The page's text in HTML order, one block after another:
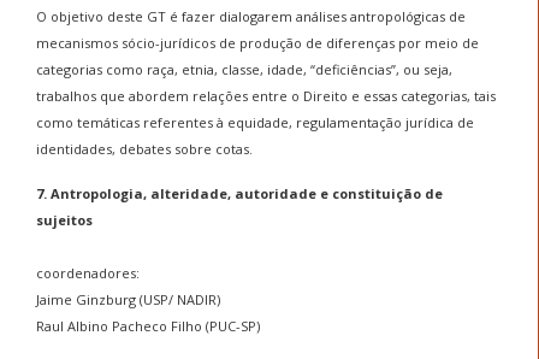
O objetivo deste GT é fazer dialogarem análises antropológicas de
mecanismos sócio-jurídicos de produção de diferenças por meio de
categorias como raça, etnia, classe, idade, “deficiências”, ou seja,
trabalhos que abordem relações entre o Direito e essas categorias, tais
como temáticas referentes à equidade, regulamentação jurídica de
identidades, debates sobre cotas.
7. Antropologia, alteridade, autoridade e constituição de
sujeitos
coordenadores:
Jaime Ginzburg (USP/ NADIR)
Raul Albino Pacheco Filho (PUC-SP)